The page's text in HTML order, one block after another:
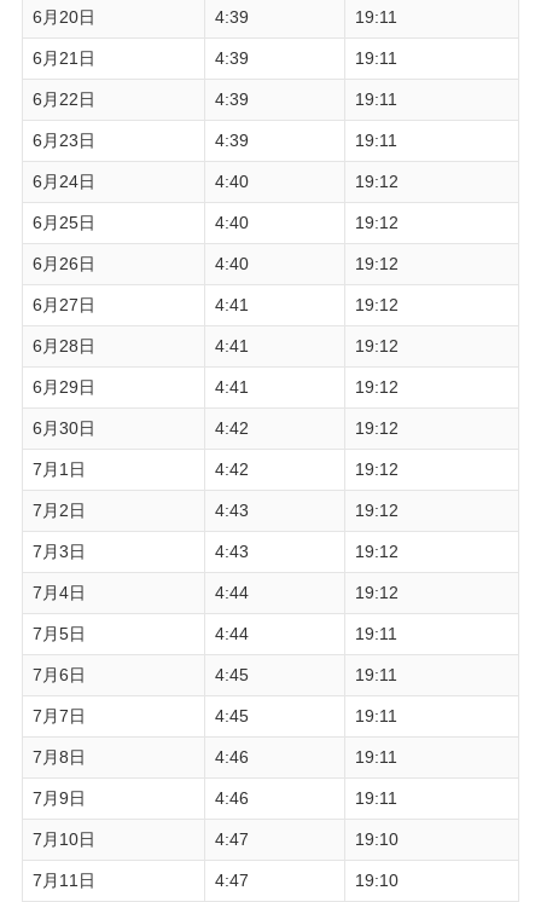
6月20日 4:39 19:11
6月21日 4:39 19:11
6月22日 4:39 19:11
6月23日 4:39 19:11
6月24日 4:40 19:12
6月25日 4:40 19:12
6月26日 4:40 19:12
6月27日 4:41 19:12
6月28日 4:41 19:12
6月29日 4:41 19:12
6月30日 4:42 19:12
7月1日 4:42 19:12
7月2日 4:43 19:12
7月3日 4:43 19:12
7月4日 4:44 19:12
7月5日 4:44 19:11
7月6日 4:45 19:11
7月7日 4:45 19:11
7月8日 4:46 19:11
7月9日 4:46 19:11
7月10日 4:47 19:10
7月11日 4:47 19:10